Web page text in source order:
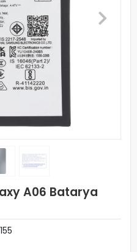
A06 Batarya